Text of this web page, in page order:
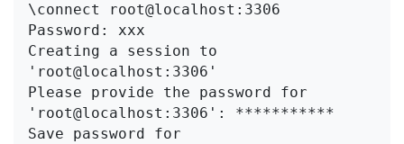
\connect root@localhost:3306
Password: xxx
Creating a session to
'root@localhost:3306'
Please provide the password for
'root@localhost:3306': ***********
Save password for